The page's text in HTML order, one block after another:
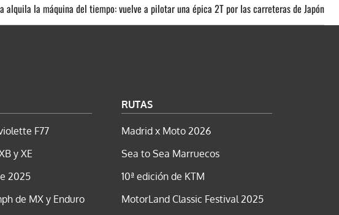
alquila la máquina del tiempo: vuelve a pilotar una épica 2T por las carreteras de Japón
F77
y XE
2025
de MX y Enduro
RUTAS
Madrid x Moto 2026
Sea to Sea Marruecos
10ª edición de KTM
MotorLand Classic Festival 2025